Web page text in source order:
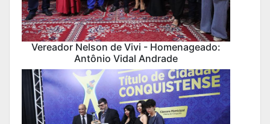
Vereador Nelson de Vivi - Homenageado:
Antônio Vidal Andrade